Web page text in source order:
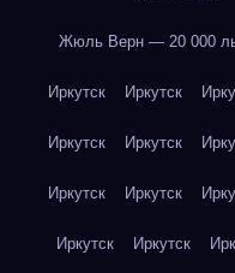
Жюль Верн — 20 000
Иркутск Иркутск
Иркутск Иркутск
Иркутск Иркутск
Иркутск Иркутск